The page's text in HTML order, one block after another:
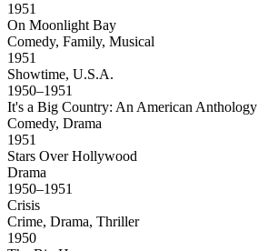
1951
On Moonlight Bay
Comedy, Family, Musical
1951
Showtime, U.S.A.
1950–1951
It's a Big Country: An American Anthology
Comedy, Drama
1951
Stars Over Hollywood
Drama
1950–1951
Crisis
Crime, Drama, Thriller
1950